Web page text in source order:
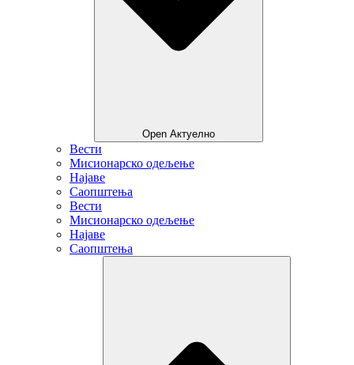
Open Актуелно
Вести
Мисионарско одељење
Најаве
Саопштења
Вести
Мисионарско одељење
Најаве
Саопштења